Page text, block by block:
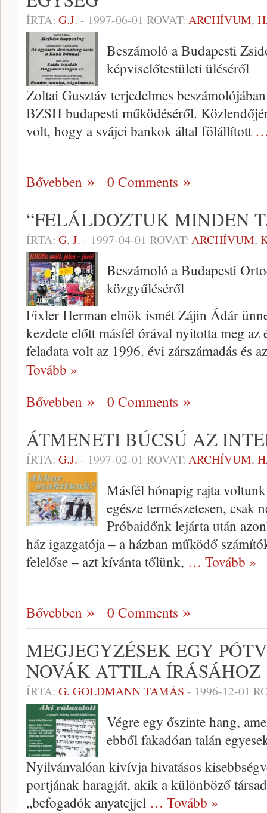
ÍRTA: G.J. - 1997-06-01 ROVAT: ARCHÍVUM,
Beszámoló a Budapesti
képviselőtestületi üléséről
Zoltai Gusztáv terjedelmes
BZSH budapesti működéséről.
volt, hogy a svájci bankok által fölállított
Bővebben 0 Comments
“FELÁLDOZTUK MINDEN
ÍRTA: G. J. - 1997-04-01 ROVAT: ARCHÍVUM,
Beszámoló a Budapesti
közgyűléséről
Fixler Herman elnök ismét Zájin Ádár
kezdete előtt más­fél órával nyitotta meg az
feladata volt az 1996. évi zárszámadás és
Tovább »
Bővebben
0 Comments
ÁTMENETI BÚCSÚ AZ
ÍRTA: G.J. - 1997-02-01 ROVAT: ARCHÍVUM,
Másfél hónapig rajta
egé­sze természetesen, csak
Próbaidőnk lejárta után
ház igazgatója – a házban működő
felelőse – azt kíván­ta tőlünk, … Tovább »
Bővebben 0 Comments
MEGJEGYZÉSEK EGY
NOVÁK ATTILA ÍRÁSÁHOZ
ÍRTA: G. GOLDMANN TAMÁS - 1996-12-01
Végre egy őszinte hang,
ebből fakadóan talán
Nyilvánvalóan kivívja hivatásos
portjának haragját, akik a különböző
„befogadók anyatejjel … Tovább »